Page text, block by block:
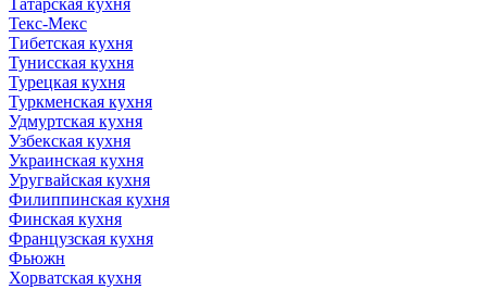
Текс-Мекс
Тибетская кухня
Тунисская кухня
Турецкая кухня
Туркменская кухня
Удмуртская кухня
Узбекская кухня
Украинская кухня
Уругвайская кухня
Филиппинская кухня
Финская кухня
Французская кухня
Фьюжн
Хорватская кухня